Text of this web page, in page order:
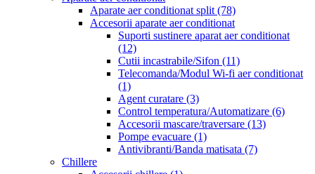
Aparate aer conditionat split (78)
Accesorii aparate aer conditionat
Suporti sustinere aparat aer conditionat
(12)
Cutii incastrabile/Sifon (11)
Telecomanda/Modul Wi-fi aer conditionat
(1)
Agent curatare (3)
Control temperatura/Automatizare (6)
Accesorii mascare/traversare (13)
Pompe evacuare (1)
Antivibranti/Banda matisata (7)
Chillere